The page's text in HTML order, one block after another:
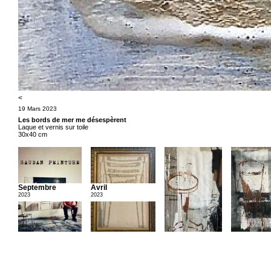
<
19 Mars 2023
Les bords de mer me désespèrent
Laque et vernis sur toile
30x40 cm
Septembre
2023
Avril
2023